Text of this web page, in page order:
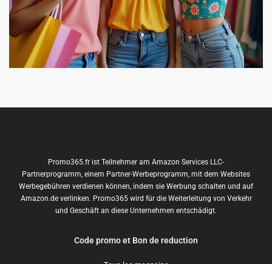
Promo365.fr ist Teilnehmer am Amazon Services LLC-
Partnerprogramm, einem Partner-Werbeprogramm, mit dem Websites
Werbegebühren verdienen können, indem sie Werbung schalten und auf
Amazon.de verlinken. Promo365 wird für die Weiterleitung von Verkehr
und Geschäft an diese Unternehmen entschädigt.
Code promo et Bon de reduction